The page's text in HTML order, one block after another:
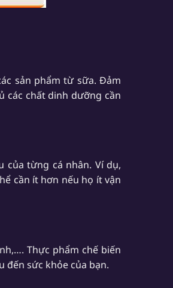
sản phẩm từ sữa. Đảm
các chất dinh dưỡng cần
của từng cá nhân. Ví dụ,
cần ít hơn nếu họ ít vận
Thực phẩm chế biến
đến sức khỏe của bạn.